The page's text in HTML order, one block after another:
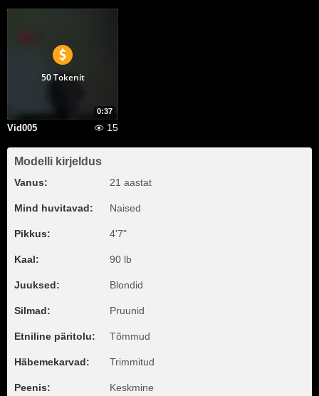
0:37
50 Tokenit
Vid005 15
Modelli kirjeldus
Vanus: 21 aastat
Mind huvitavad: Naised
Pikkus: 4'7"
Kaal: 90 lb
Juuksed: Blondid
Silmad: Pruunid
Etniline päritolu: Tõmmud
Häbemekarvad: Trimmitud
Peenis: Keskmine